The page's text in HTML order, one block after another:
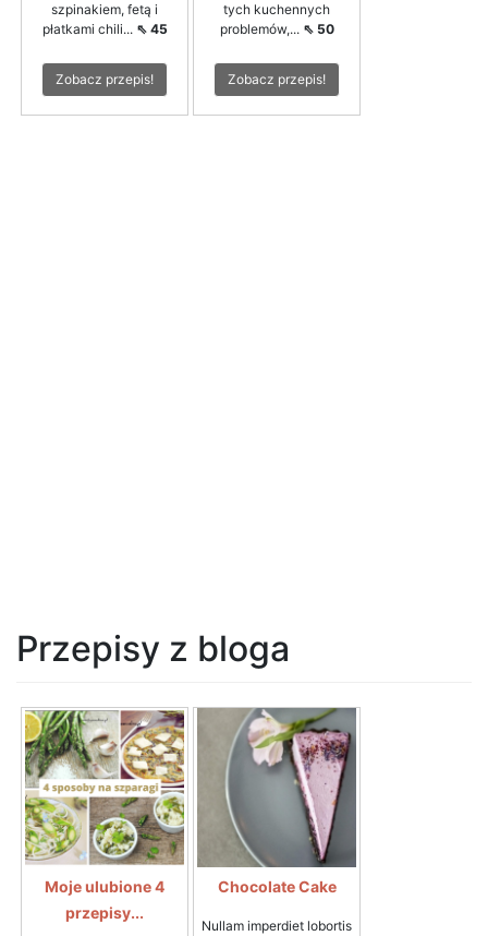
szpinakiem, fetą i
płatkami chili... ⇖ 45
Zobacz przepis!
tych kuchennych
problemów,... ⇖ 50
Zobacz przepis!
Przepisy z bloga
Moje ulubione 4
przepisy...
Chocolate Cake
Nullam imperdiet lobortis